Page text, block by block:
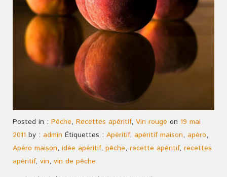
Posted in : Pêche, Recettes apéritif, Vin rouge on 19 mai
2011 by : admin Étiquettes : Apéritif, apéritif maison, apéro,
Apéro maison, idée apéritif, pêche, recette apéritif, recettes
apéritif, vin, vin de pêche